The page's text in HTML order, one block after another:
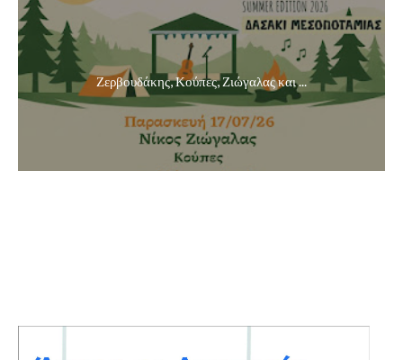
Ζερβουδάκης, Κούπες, Ζιώγαλας και ...